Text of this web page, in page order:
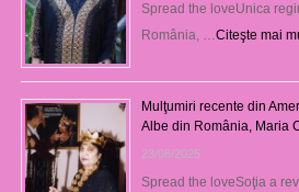
Spread the loveUnica
România, …Citeşte mai
Mulţumiri recente din
Albe din România, Maria
23/08/2025
Spread the loveSoţia a